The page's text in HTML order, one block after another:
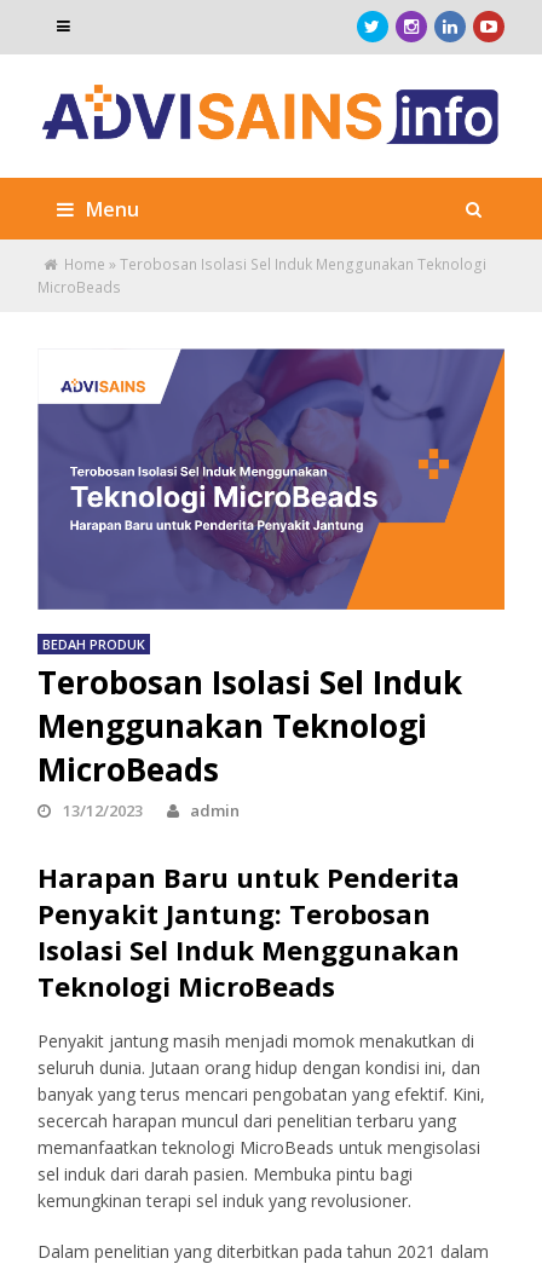
Menu
Home »Terobosan Isolasi Sel Induk Menggunakan Teknologi
MicroBeads
BEDAH PRODUK
Terobosan Isolasi Sel Induk
Menggunakan Teknologi
MicroBeads
13/12/2023 admin
Harapan Baru untuk Penderita
Penyakit Jantung: Terobosan
Isolasi Sel Induk Menggunakan
Teknologi MicroBeads
Penyakit jantung masih menjadi momok menakutkan di
seluruh dunia. Jutaan orang hidup dengan kondisi ini, dan
banyak yang terus mencari pengobatan yang efektif. Kini,
secercah harapan muncul dari penelitian terbaru yang
memanfaatkan teknologi MicroBeads untuk mengisolasi
sel induk dari darah pasien. Membuka pintu bagi
kemungkinan terapi sel induk yang revolusioner.
Dalam penelitian yang diterbitkan pada tahun 2021 dalam